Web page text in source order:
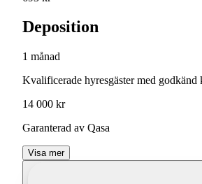
Deposition
1 månad
Kvalificerade hyresgäster med
14 000 kr
Garanterad av Qasa
Visa mer